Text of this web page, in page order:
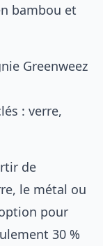
bambou et
Greenweez
: verre,
de
le métal ou
pour
30 %